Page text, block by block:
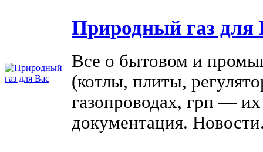
Природный газ для
Все о бытовом и
(котлы, плиты,
газопроводах, грп —
документация.